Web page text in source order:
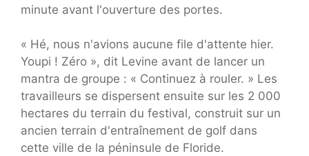
minute avant l'ouverture des portes.
« Hé, nous n'avions aucune file d'attente hier.
Youpi ! Zéro », dit Levine avant de lancer un
mantra de groupe : « Continuez à rouler. » Les
travailleurs se dispersent ensuite sur les 2 000
hectares du terrain du festival, construit sur un
ancien terrain d'entraînement de golf dans
cette ville de la péninsule de Floride.